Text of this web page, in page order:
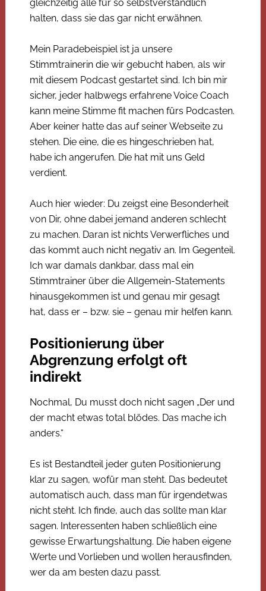
gleichzeitig alle für so selbstverständlich
halten, dass sie das gar nicht erwähnen.
Mein Paradebeispiel ist ja unsere
Stimmtrainerin die wir gebucht haben, als wir
mit diesem Podcast gestartet sind. Ich bin mir
sicher, jeder halbwegs erfahrene Voice Coach
kann meine Stimme fit machen fürs Podcasten.
Aber keiner hatte das auf seiner Webseite zu
stehen. Die eine, die es hingeschrieben hat,
habe ich angerufen. Die hat mit uns Geld
verdient.
Auch hier wieder: Du zeigst eine Besonderheit
von Dir, ohne dabei jemand anderen schlecht
zu machen. Daran ist nichts Verwerfliches und
das kommt auch nicht negativ an. Im Gegenteil.
Ich war damals dankbar, dass mal ein
Stimmtrainer über die Allgemein-Statements
hinausgekommen ist und genau mir gesagt
hat, dass er – bzw. sie – genau mir helfen kann.
Positionierung über
Abgrenzung erfolgt oft
indirekt
Nochmal, Du musst doch nicht sagen „Der und
der macht etwas total blödes. Das mache ich
anders.“
Es ist Bestandteil jeder guten Positionierung
klar zu sagen, wofür man steht. Das bedeutet
automatisch auch, dass man für irgendetwas
nicht steht. Ich finde, auch das sollte man klar
sagen. Interessenten haben schließlich eine
gewisse Erwartungshaltung. Die haben eigene
Werte und Vorlieben und wollen herausfinden,
wer da am besten dazu passt.